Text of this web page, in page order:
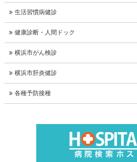
生活習慣病健診
健康診断・人間ドック
横浜市がん検診
横浜市肝炎健診
各種予防接種